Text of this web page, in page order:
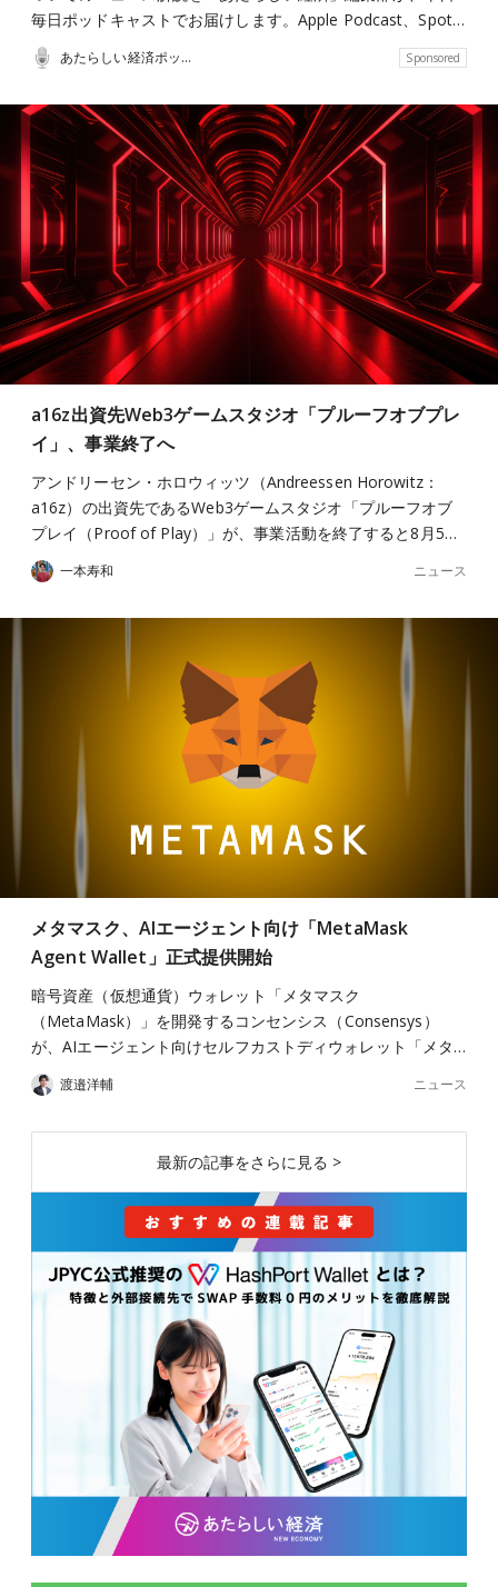
毎日ポッドキャストでお届けします。Apple Podcast、Spot…
あたらしい経済ポッドキャスト Sponsored
a16z出資先Web3ゲームスタジオ「プルーフオブプレ
イ」、事業終了へ
アンドリーセン・ホロウィッツ（Andreessen Horowitz：
a16z）の出資先であるWeb3ゲームスタジオ「プルーフオブ
プレイ（Proof of Play）」が、事業活動を終了すると8月5…
一本寿和 ニュース
メタマスク、AIエージェント向け「MetaMask
Agent Wallet」正式提供開始
暗号資産（仮想通貨）ウォレット「メタマスク
（MetaMask）」を開発するコンセンシス（Consensys）
が、AIエージェント向けセルフカストディウォレット「メタ…
渡邉洋輔 ニュース
最新の記事をさらに見る >